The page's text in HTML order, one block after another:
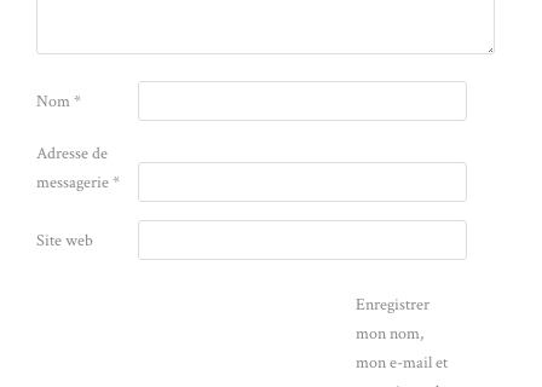
Nom*
Adresse de
messagerie*
Site web
Enregistrer
mon nom,
mon e-mail et